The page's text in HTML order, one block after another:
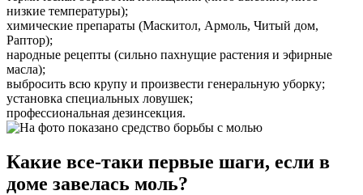
низкие температуры);
химические препараты (Маскитол, Армоль, Читый дом,
Раптор);
народные рецепты (сильно пахнущие растения и эфирные
масла);
выбросить всю крупу и произвести генеральную уборку;
установка специальных ловушек;
профессиональная дезинсекция.
Какие все-таки первые шаги, если в
доме завелась моль?